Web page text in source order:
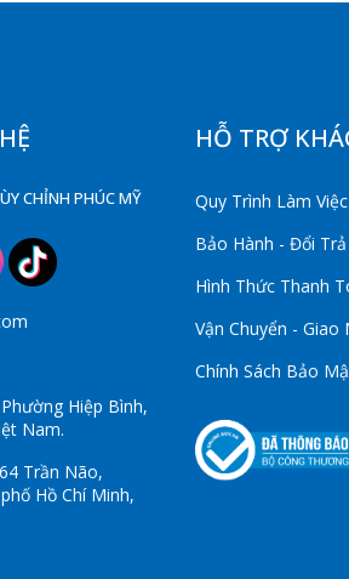
CHỈNH PHÚC MỸ
Hiệp Bình,
Nam.
Trần Não,
Hồ Chí Minh,
HỖ TRỢ
Quy Trình Làm Việc
Bảo Hành - Đổi Trả
Hình Thức Thanh
Vận Chuyển - Giao
Chính Sách Bảo